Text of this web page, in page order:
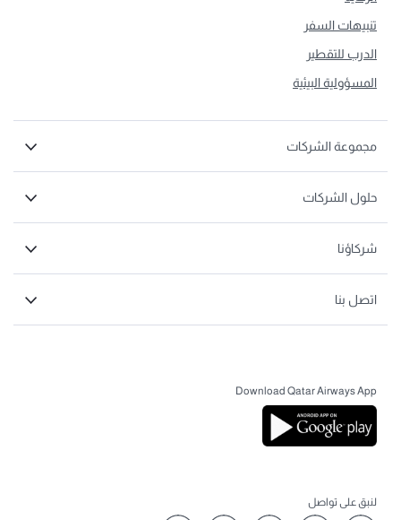
تنبيهات السفر
الدرب للتقطير
المسؤولية البيئية
مجموعة الشركات
حلول الشركات
شركاؤنا
اتصل بنا
Download Qatar Airways App
لنبق على تواصل